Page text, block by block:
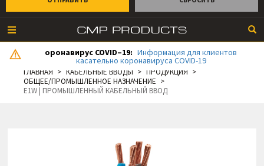
оронавирус COVID–19: Информация для клиентов
касательно коронавируса COVID-19
ГЛАВНАЯ КАБЕЛЬНЫЕ ВВОДЫ
ПРОДУКЦИЯ
ОБЩЕЕ/ПРОМЫШЛЕННОЕ НАЗНАЧЕНИЕ
E1W | ПРОМЫШЛЕННЫЙ КАБЕЛЬНЫЙ ВВОД